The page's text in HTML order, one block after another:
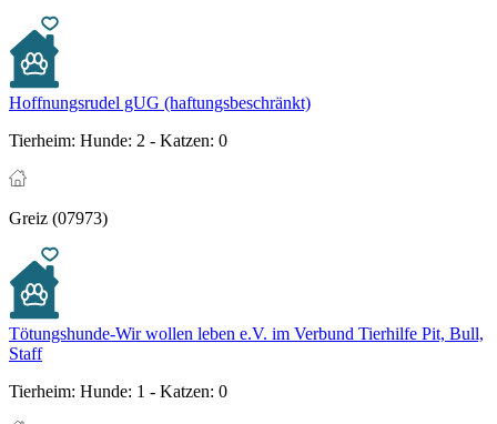
Hoffnungsrudel gUG (haftungsbeschränkt)
Tierheim: Hunde: 2 - Katzen: 0
Greiz (07973)
Tötungshunde-Wir wollen leben e.V. im Verbund Tierhilfe Pit, Bull,
Staff
Tierheim: Hunde: 1 - Katzen: 0